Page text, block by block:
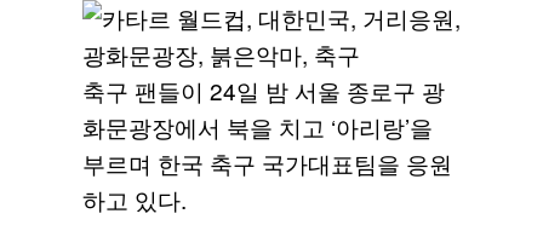
축구 팬들이 24일 밤 서울 종로구 광
화문광장에서 북을 치고 ‘아리랑’을
부르며 한국 축구 국가대표팀을 응원
하고 있다.